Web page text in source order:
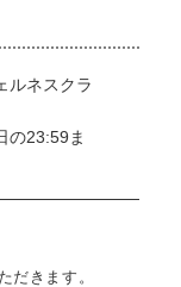
ルネスクラ
の23:59ま
だきます。